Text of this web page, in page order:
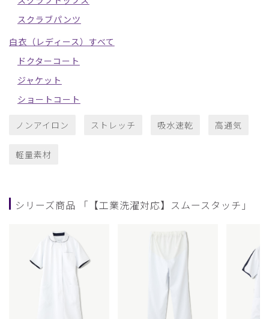
スクラブパンツ
白衣（レディース）すべて
ドクターコート
ジャケット
ショートコート
ノンアイロン ストレッチ 吸水速乾 高通気
軽量素材
シリーズ商品 「【工業洗濯対応】スムースタッチ」